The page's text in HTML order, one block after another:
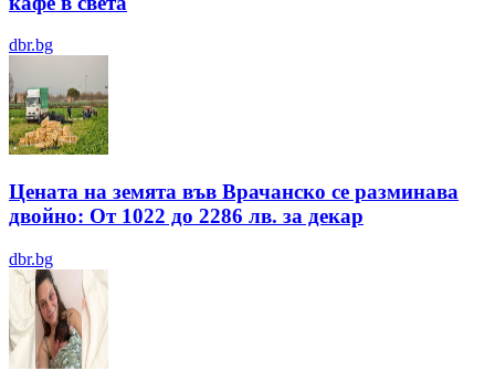
dbr.bg
Цената на земята във Врачанско се разминава
двойно: От 1022 до 2286 лв. за декар
dbr.bg